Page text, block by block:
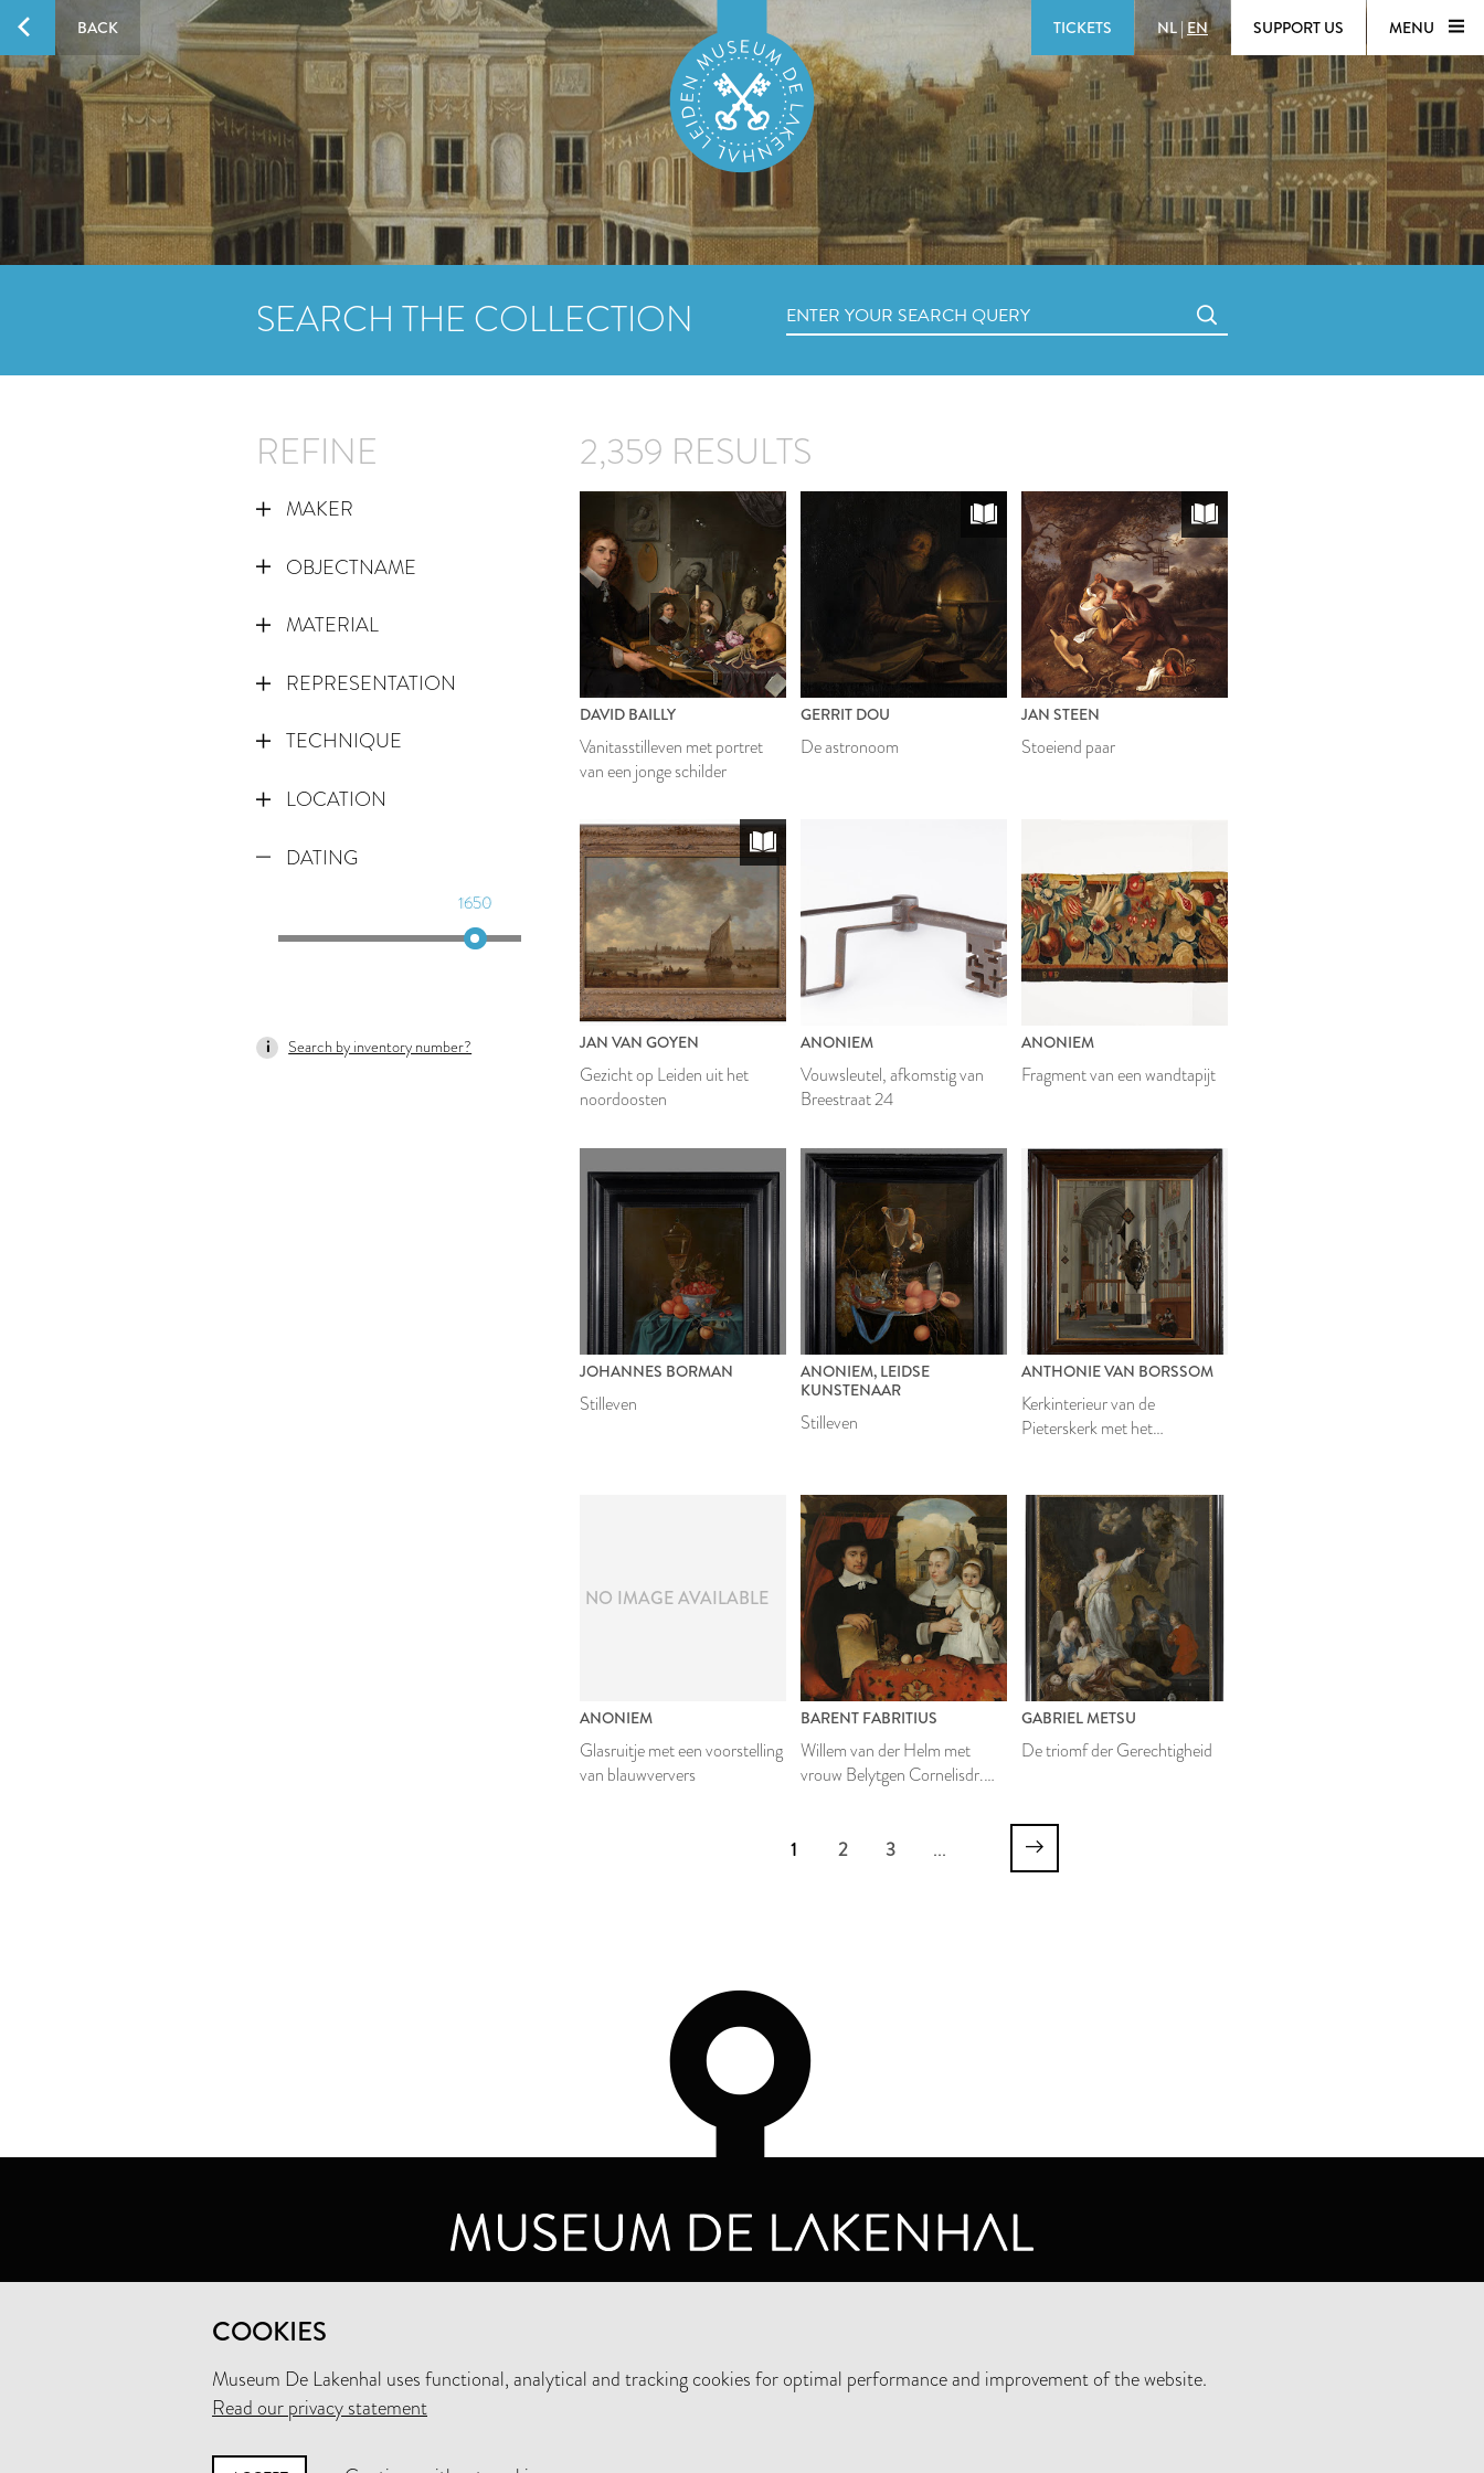
BACK TICKETS NL | EN SUPPORT US MENU
SEARCH THE COLLECTION
REFINE
MAKER
OBJECTNAME
MATERIAL
REPRESENTATION
TECHNIQUE
LOCATION
DATING
1650
1659
Search by inventory number?
2,359 RESULTS
DAVID BAILLY
Vanitasstilleven met portret
van een jonge schilder
GERRIT DOU
De astronoom
JAN STEEN
Stoeiend paar
JAN VAN GOYEN
Gezicht op Leiden uit het
noordoosten
ANONIEM
Vouwsleutel, afkomstig van
Breestraat 24
ANONIEM
Fragment van een wandtapijt
JOHANNES BORMAN
Stilleven
ANONIEM, LEIDSE
KUNSTENAAR
Stilleven
ANTHONIE VAN BORSSOM
Kerkinterieur van de
Pieterskerk met het
de Hooglandse Kerk, Leiden
NO IMAGE AVAILABLE
ANONIEM
Glasruitje met een voorstelling
van blauwververs
BARENT FABRITIUS
Willem van der Helm met
vrouw Belytgen Cornelisdr.
GABRIEL METSU
De triomf der Gerechtigheid
1 2 3 ...
COOKIES
Museum De Lakenhal uses functional, analytical and tracking cookies for optimal performance and improvement of the website.
Read our privacy statement
MUSEUM DE LAKENHAL
OUDE SINGEL 32
+31 (0)71 5165360